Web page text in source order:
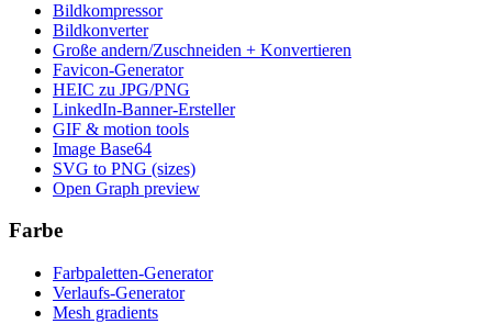
Bildkompressor
Bildkonverter
Große andern/Zuschneiden + Konvertieren
Favicon-Generator
HEIC zu JPG/PNG
LinkedIn-Banner-Ersteller
GIF & motion tools
Image Base64
SVG to PNG (sizes)
Open Graph preview
Farbe
Farbpaletten-Generator
Verlaufs-Generator
Mesh gradients